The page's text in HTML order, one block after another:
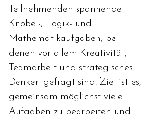
Teilnehmenden spannende
Knobel-, Logik- und
Mathematikaufgaben, bei
denen vor allem Kreativität,
Teamarbeit und strategisches
Denken gefragt sind. Ziel ist es,
gemeinsam möglichst viele
Aufgaben zu bearbeiten und